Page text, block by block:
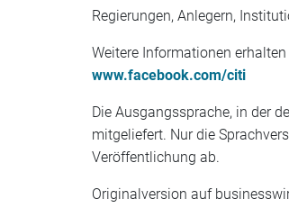
Regierungen, Anlegern,
Weitere Informationen
www.facebook.com/citi
Die Ausgangssprache, in der
mitgeliefert. Nur die
Veröffentlichung ab.
Originalversion auf